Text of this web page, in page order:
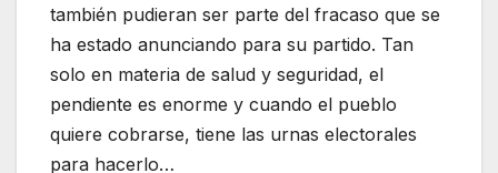
también pudieran ser parte del fracaso que se
ha estado anunciando para su partido. Tan
solo en materia de salud y seguridad, el
pendiente es enorme y cuando el pueblo
quiere cobrarse, tiene las urnas electorales
para hacerlo…